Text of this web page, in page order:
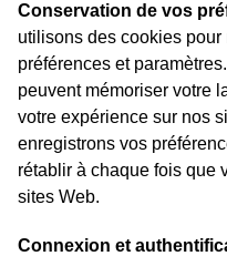
Conservation de vos
utilisons des cookies
préférences et
peuvent mémoriser votre
votre expérience sur nos
enregistrons vos
rétablir à chaque fois que
sites Web.
Connexion et